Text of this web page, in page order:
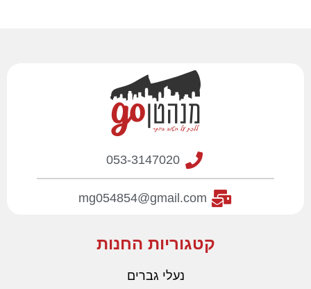
לאורך זמן בעקב
053-3147020
mg054854@gmail.com
קטגוריות החנות
נעלי גברים